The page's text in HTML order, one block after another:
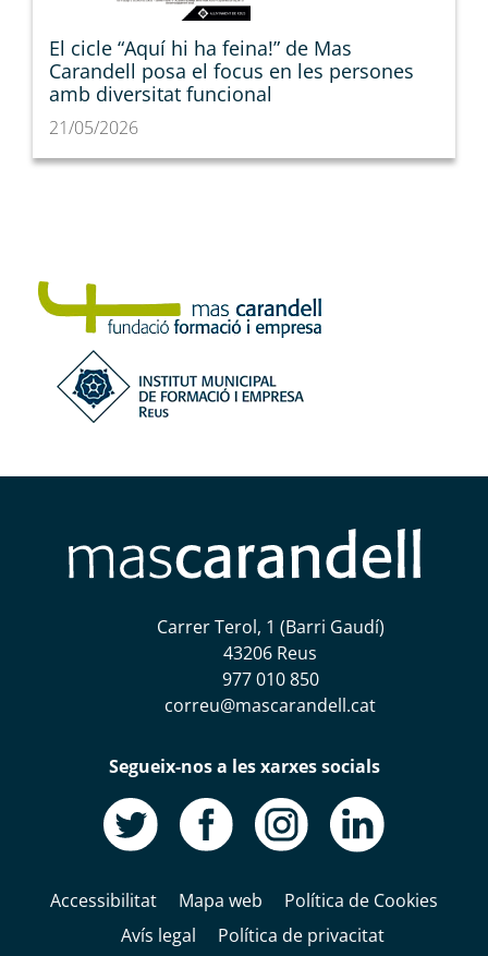
El cicle “Aquí hi ha feina!” de Mas
Carandell posa el focus en les persones
amb diversitat funcional
21/05/2026
Carrer Terol, 1 (Barri Gaudí)
43206 Reus
977 010 850
correu@mascarandell.cat
Segueix-nos a les xarxes socials
Accessibilitat Mapa web
Política de Cookies
Avís legal
Política de privacitat